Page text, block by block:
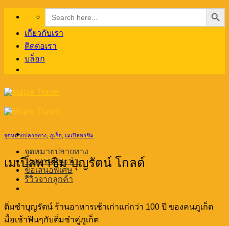
content
Search
for:
Search Button
เกี่ยวกับเรา
ติดต่อเรา
บล็อก
จุดหมายปลายทาง
โรงแรมแนะนำ
ข้อเสนอพิเศษ
รีวิวจากลูกค้า
จุดหมายปลายทาง ภูเก็ต เมเปิลพาชิม
เมเปิลพาชิม บุญรัตน์ โกลด์
ติ่มซำบุญรัตน์ ร้านอาหารเช้าเก่าแก่กว่า 100 ปี ของคนภูเก็ต
มื้อเช้าฟินๆกับติ่มซำคู่ภูเก็ต